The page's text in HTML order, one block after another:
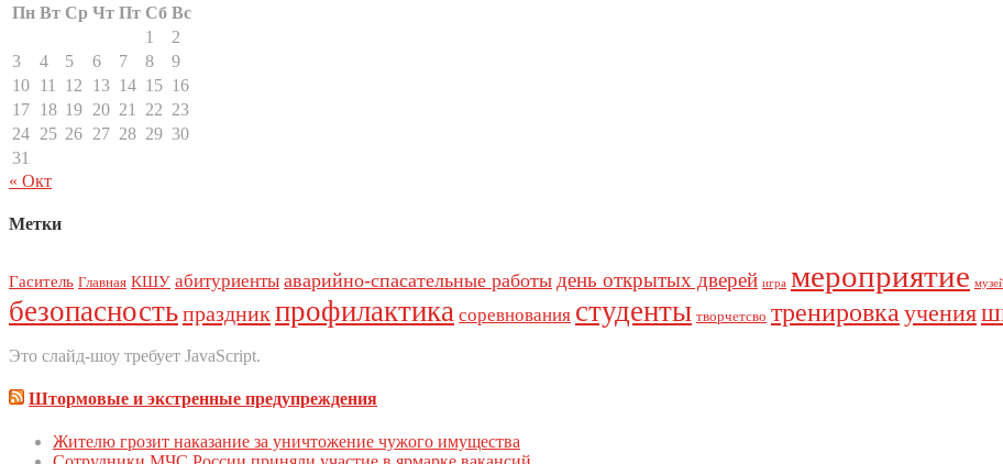
Пн Вт Ср Чт Пт Сб Вс
1
2
3
4 5 6 7 8
9
10 11 12 13 14 15 16
17 18 19 20 21 22 23
24 25 26 27 28 29 30
31
« Окт
Метки
Гаситель Главная КШУ абитуриенты аварийно-спасательные работы день открытых дверей игра мероприятие
безопасностьпраздникпрофилактика соревнования студенты творчетсво тренировка учения
Это слайд-шоу требует JavaScript.
Штормовые и экстренные предупреждения
Жителю грозит наказание за уничтожение чужого имущества